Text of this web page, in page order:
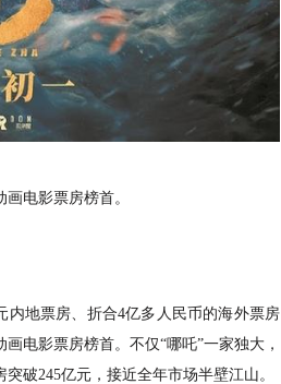
电影票房榜首。
内地票房、折合4亿多人民币的海外票房
电影票房榜首。不仅“哪吒”一家独大，
破245亿元，接近全年市场半壁江山。